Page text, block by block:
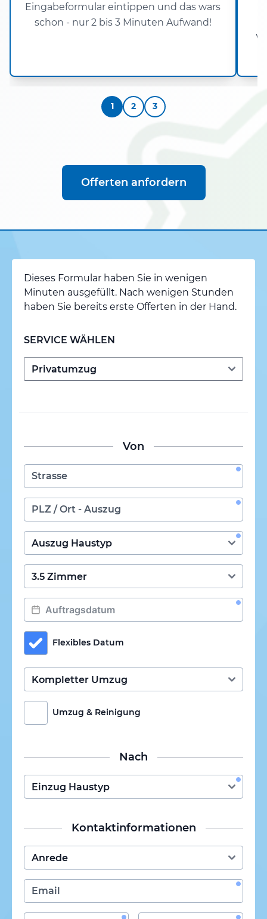
Eingabeformular eintippen und das wars
schon - nur 2 bis 3 Minuten Aufwand!
1 2 3
Offerten anfordern
Dieses Formular haben Sie in wenigen
Minuten ausgefüllt. Nach wenigen Stunden
haben Sie bereits erste Offerten in der Hand.
SERVICE WÄHLEN
Von
Flexibles Datum
Umzug & Reinigung
Nach
Kontaktinformationen